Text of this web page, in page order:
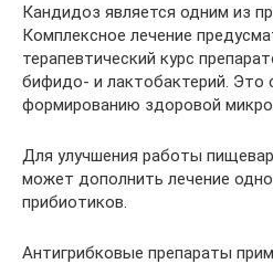
Кандидоз является одним из
Комплексное лечение
терапевтический курс
бифидо- и лактобактерий. Это
формированию здоровой
Для улучшения работы
может дополнить лечение
прибиотиков.
Антигрибковые препараты